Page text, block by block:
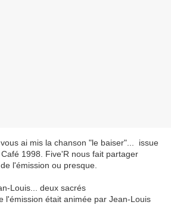
ai mis la chanson "le baiser"... issue
1998. Five'R nous fait partager
l'émission ou presque.
Louis... deux sacrés
l'émission était animée par Jean-Louis